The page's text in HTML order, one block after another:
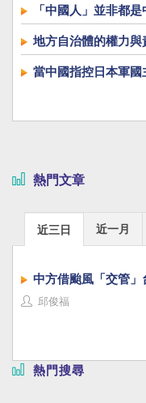
「中國人」並非都是
地方自治體的權力與
當中國指控日本軍國
熱門文章
近三日 近一月
中方借颱風「交管
邱俊福
熱門搜尋